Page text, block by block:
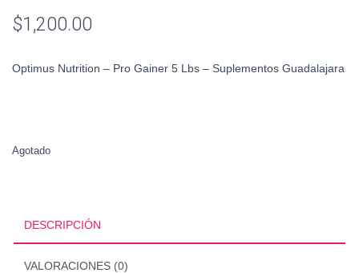
$1,200.00
Optimus Nutrition – Pro Gainer 5 Lbs – Suplementos Guadalajara
Agotado
DESCRIPCIÓN
VALORACIONES (0)